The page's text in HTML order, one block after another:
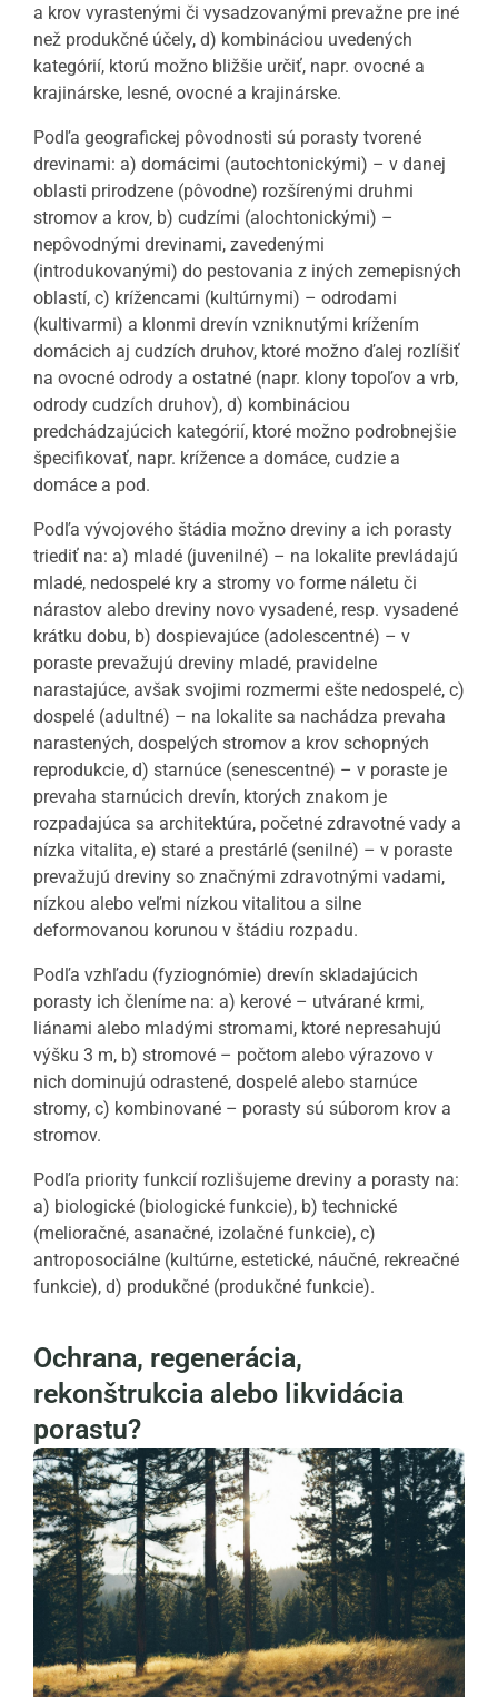
a krov vyrastenými či vysadzovanými prevažne pre iné
než produkčné účely, d) kombináciou uvedených
kategórií, ktorú možno bližšie určiť, napr. ovocné a
krajinárske, lesné, ovocné a krajinárske.
Podľa geografickej pôvodnosti sú porasty tvorené
drevinami: a) domácimi (autochtonickými) – v danej
oblasti prirodzene (pôvodne) rozšírenými druhmi
stromov a krov, b) cudzími (alochtonickými) –
nepôvodnými drevinami, zavedenými
(introdukovanými) do pestovania z iných zemepisných
oblastí, c) krížencami (kultúrnymi) – odrodami
(kultivarmi) a klonmi drevín vzniknutými krížením
domácich aj cudzích druhov, ktoré možno ďalej rozlíšiť
na ovocné odrody a ostatné (napr. klony topoľov a vrb,
odrody cudzích druhov), d) kombináciou
predchádzajúcich kategórií, ktoré možno podrobnejšie
špecifikovať, napr. krížence a domáce, cudzie a
domáce a pod.
Podľa vývojového štádia možno dreviny a ich porasty
triediť na: a) mladé (juvenilné) – na lokalite prevládajú
mladé, nedospelé kry a stromy vo forme náletu či
nárastov alebo dreviny novo vysadené, resp. vysadené
krátku dobu, b) dospievajúce (adolescentné) – v
poraste prevažujú dreviny mladé, pravidelne
narastajúce, avšak svojimi rozmermi ešte nedospelé, c)
dospelé (adultné) – na lokalite sa nachádza prevaha
narastených, dospelých stromov a krov schopných
reprodukcie, d) starnúce (senescentné) – v poraste je
prevaha starnúcich drevín, ktorých znakom je
rozpadajúca sa architektúra, početné zdravotné vady a
nízka vitalita, e) staré a prestárlé (senilné) – v poraste
prevažujú dreviny so značnými zdravotnými vadami,
nízkou alebo veľmi nízkou vitalitou a silne
deformovanou korunou v štádiu rozpadu.
Podľa vzhľadu (fyziognómie) drevín skladajúcich
porasty ich členíme na: a) kerové – utvárané krmi,
liánami alebo mladými stromami, ktoré nepresahujú
výšku 3 m, b) stromové – počtom alebo výrazovo v
nich dominujú odrastené, dospelé alebo starnúce
stromy, c) kombinované – porasty sú súborom krov a
stromov.
Podľa priority funkcií rozlišujeme dreviny a porasty na:
a) biologické (biologické funkcie), b) technické
(melioračné, asanačné, izolačné funkcie), c)
antroposociálne (kultúrne, estetické, náučné, rekreačné
funkcie), d) produkčné (produkčné funkcie).
Ochrana, regenerácia,
rekonštrukcia alebo likvidácia
porastu?